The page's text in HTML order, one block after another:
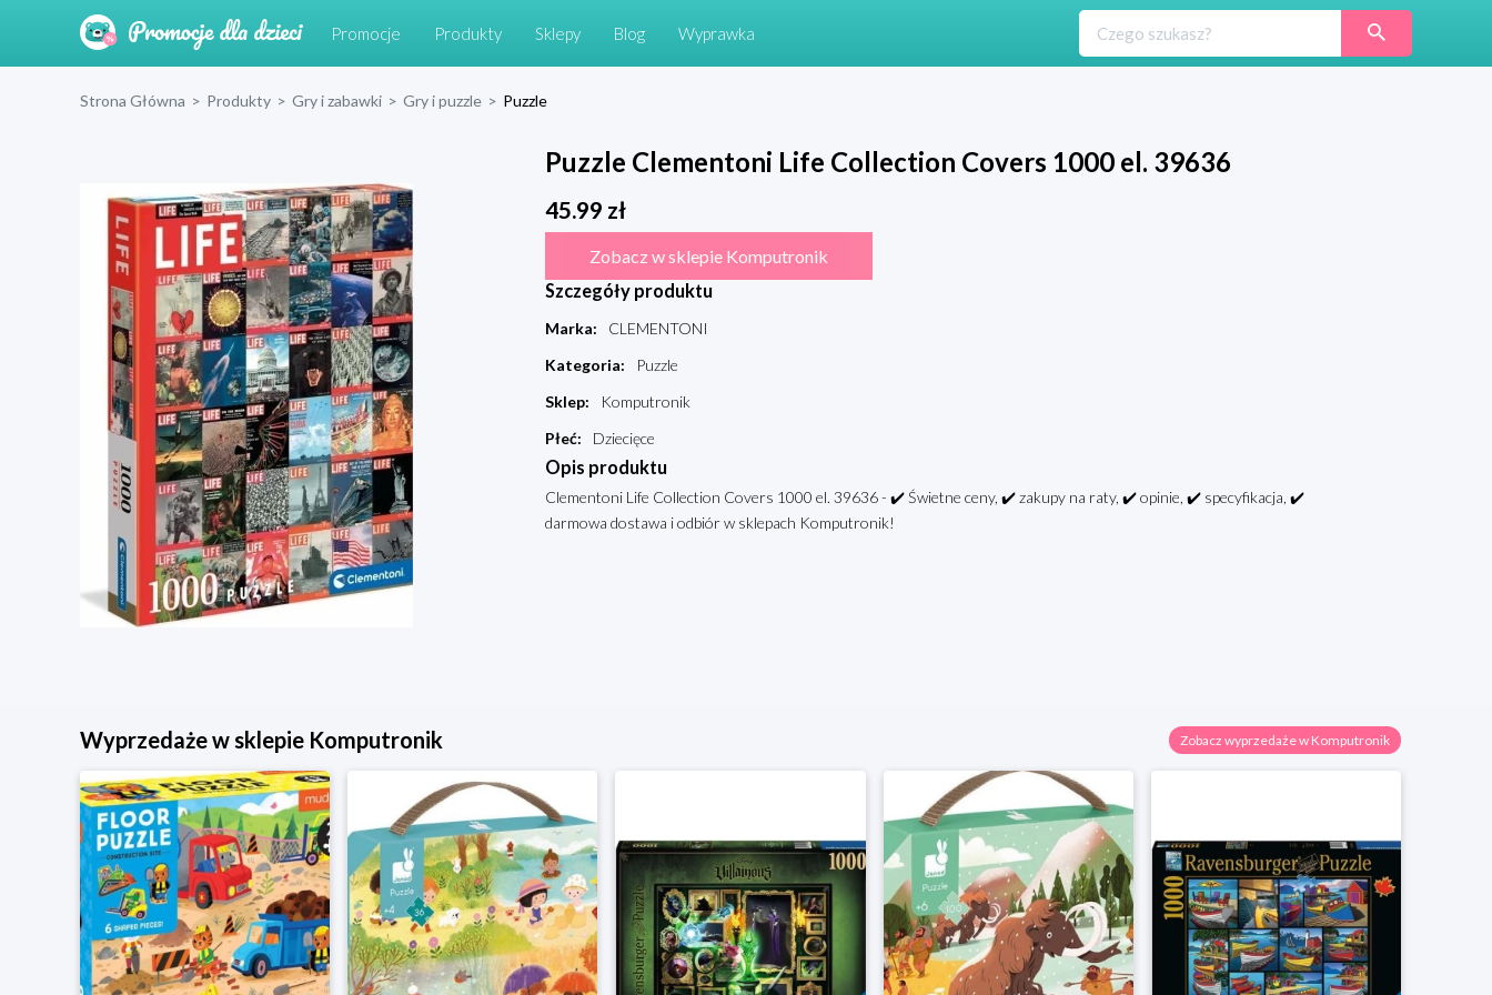
Promocje Produkty Sklepy Blog Wyprawka
Strona Główna > Produkty > Gry i zabawki > Gry i puzzle > Puzzle
Puzzle Clementoni Life Collection Covers 1000 el. 39636
45.99 zł
Zobacz w sklepie Komputronik
Szczegóły produktu
Marka:
CLEMENTONI
Kategoria:
Puzzle
Sklep:
Komputronik
Płeć: Dziecięce
Opis produktu
Clementoni Life Collection Covers 1000 el. 39636 - ✔️ Świetne ceny, ✔️ zakupy na raty, ✔️ opinie, ✔️ specyfikacja, ✔️
darmowa dostawa i odbiór w sklepach Komputronik!
Wyprzedaże w sklepie Komputronik Zobacz wyprzedaże w Komputronik